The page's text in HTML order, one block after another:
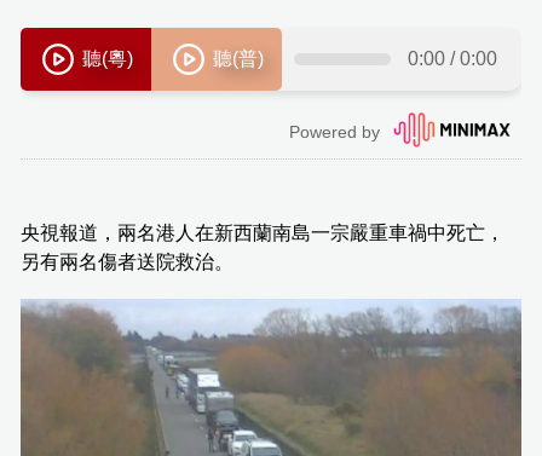
央視報道，兩名港人在新西蘭南島一宗嚴重車禍中死亡，
另有兩名傷者送院救治。